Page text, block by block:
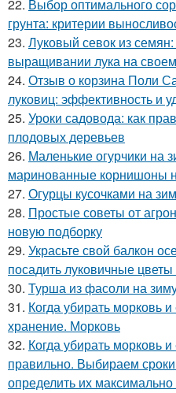
22. Выбор оптимального
грунта: критерии
23. Луковый севок из
выращивании лука на
24. Отзыв о корзина Поли
луковиц: эффективность и
25. Уроки садовода: как
плодовых деревьев
26. Маленькие огурчики на
маринованные корнишоны
27. Огурцы кусочками на
28. Простые советы от
новую подборку
29. Украсьте свой балкон
посадить луковичные
30. Турша из фасоли на
31. Когда убирать морковь
хранение. Морковь
32. Когда убирать морковь
правильно. Выбираем
определить их максимально